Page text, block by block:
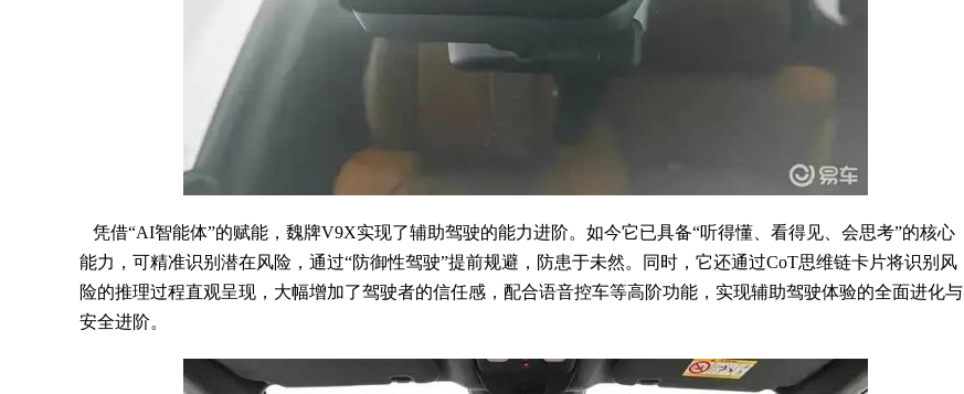
凭借“AI智能体”的赋能，魏牌V9X实现了辅助驾驶的能力进阶。如今它已具备“听得懂、看得见、会思考”的核心
能力，可精准识别潜在风险，通过“防御性驾驶”提前规避，防患于未然。同时，它还通过CoT思维链卡片将识别风
险的推理过程直观呈现，大幅增加了驾驶者的信任感，配合语音控车等高阶功能，实现辅助驾驶体验的全面进化与
安全进阶。